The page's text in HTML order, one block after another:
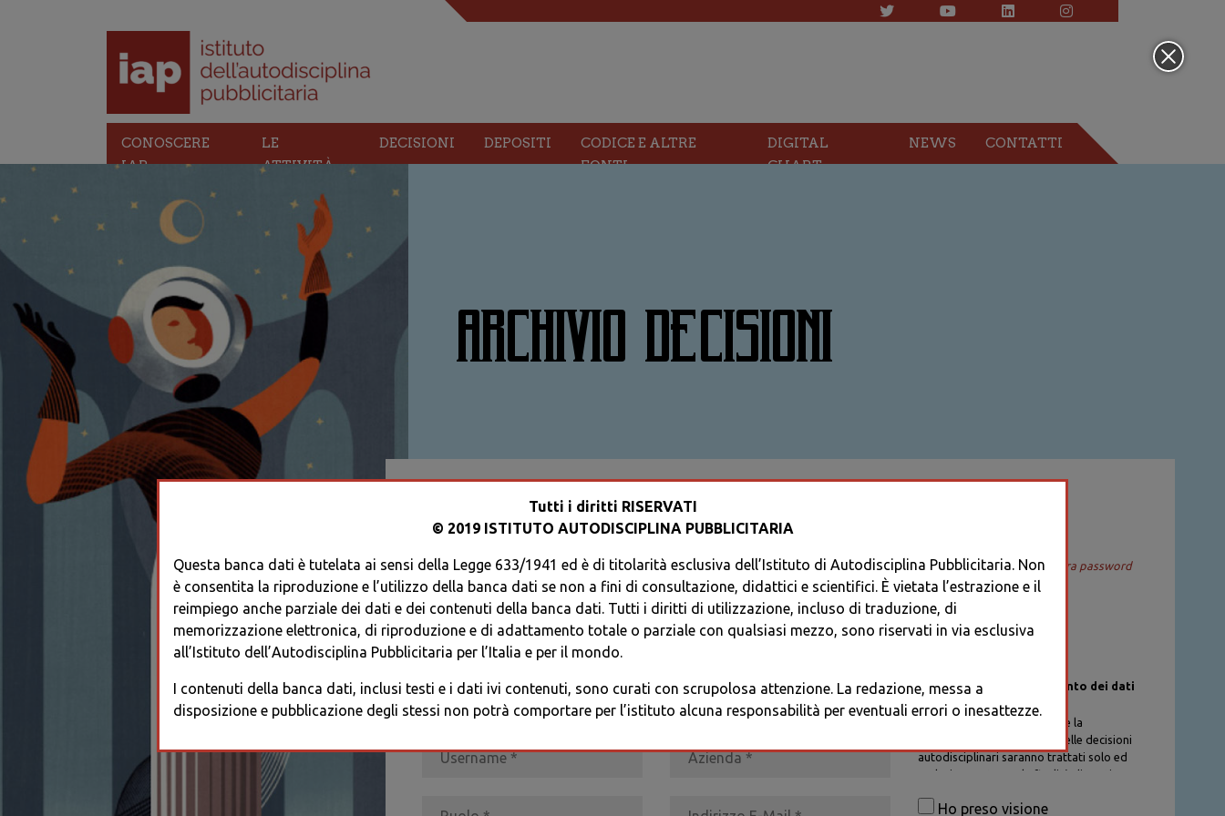
CONOSCERE
IAP
LE
ATTIVITÀ
DECISIONI DEPOSITI
CODICE E ALTRE
FONTI
DIGITAL
CHART
NEWS CONTATTI
ARCHIVIO DECISIONI
ACCEDI AL TUO PROFILO
ACCEDI
Recupera password
REGISTRATI * I CAMPI CONTRASSEGNATI SONO OBBLIGATORI
Informativa sul trattamento dei dati
personali
I dati personali di chi richiede la
registrazione al Database delle decisioni
autodisciplinari saranno trattati solo ed
esclusivamente per la finalità di gestione
procedure previste dal Codice di
Ho preso visione
Tutti i diritti RISERVATI
© 2019 ISTITUTO AUTODISCIPLINA PUBBLICITARIA
Questa banca dati è tutelata ai sensi della Legge 633/1941 ed è di titolarità esclusiva dell’Istituto di Autodisciplina Pubblicitaria. Non
è consentita la riproduzione e l’utilizzo della banca dati se non a fini di consultazione, didattici e scientifici. È vietata l’estrazione e il
reimpiego anche parziale dei dati e dei contenuti della banca dati. Tutti i diritti di utilizzazione, incluso di traduzione, di
memorizzazione elettronica, di riproduzione e di adattamento totale o parziale con qualsiasi mezzo, sono riservati in via esclusiva
all’Istituto dell’Autodisciplina Pubblicitaria per l’Italia e per il mondo.
I contenuti della banca dati, inclusi testi e i dati ivi contenuti, sono curati con scrupolosa attenzione. La redazione, messa a
disposizione e pubblicazione degli stessi non potrà comportare per l’istituto alcuna responsabilità per eventuali errori o inesattezze.